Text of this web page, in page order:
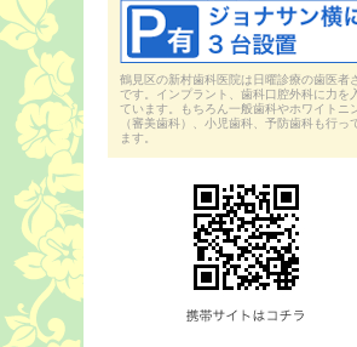
鶴見区の新村歯科医院は日曜診療の歯医者
です。インプラント、歯科口腔外科に力を
ています。もちろん一般歯科やホワイトニ
（審美歯科）、小児歯科、予防歯科も行っ
ます。